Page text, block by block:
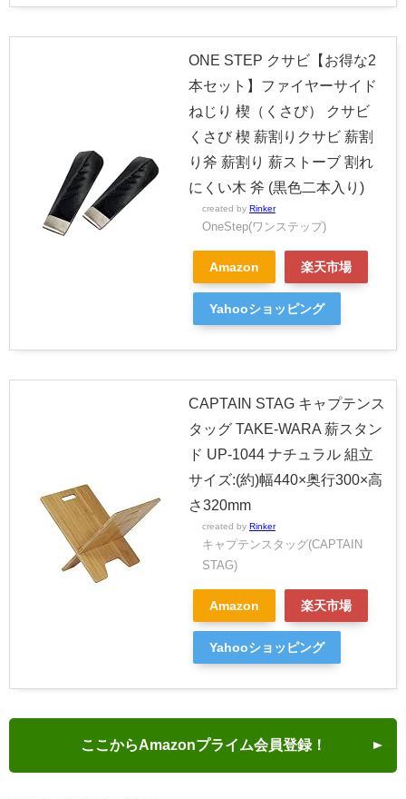
ONE STEP クサビ【お得な2
本セット】ファイヤーサイド
ねじり 楔（くさび） クサビ
くさび 楔 薪割りクサビ 薪割
り斧 薪割り 薪ストーブ 割れ
にくい木 斧 (黒色二本入り)
created by Rinker
OneStep(ワンステップ)
Amazon 楽天市場
Yahooショッピング
CAPTAIN STAG キャプテンス
タッグ TAKE-WARA 薪スタン
ド UP-1044 ナチュラル 組立
サイズ:(約)幅440×奥行300×高
さ320mm
created by Rinker
キャプテンスタッグ(CAPTAIN
STAG)
Amazon 楽天市場
Yahooショッピング
ここからAmazonプライム会員登録！